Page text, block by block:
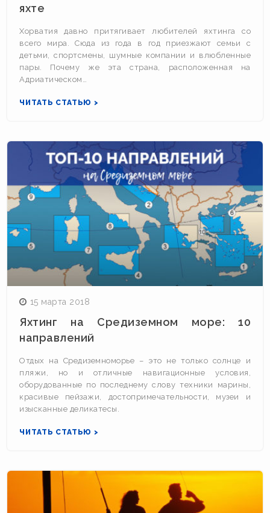
яхте
Хорватия давно притягивает любителей яхтинга со
всего мира. Сюда из года в год приезжают семьи с
детьми, спортсмены, шумные компании и влюбленные
пары. Почему же эта страна, расположенная на
Адриатическом…
ЧИТАТЬ СТАТЬЮ >
15 марта 2018
Яхтинг на Средиземном море: 10
направлений
Отдых на Средиземноморье – это не только солнце и
пляжи, но и отличные навигационные условия,
оборудованные по последнему слову техники марины,
красивые пейзажи, достопримечательности, музеи и
изысканные деликатесы.
ЧИТАТЬ СТАТЬЮ >